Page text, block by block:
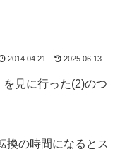
2014.04.21 2025.06.13
を見に行った(2)のつ
の時間になるとス